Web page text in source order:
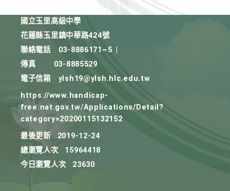
國立玉里高級中學
花蓮縣玉里鎮中華路424號
聯絡電話
03-8886171~5
傳真
03-8885529
電子信箱
ylsh19@ylsh.hlc.edu.tw
https://www.handicap-
free.nat.gov.tw/Applications/Detail?
category=20200115132152
最後更新
2019-12-24
總瀏覽人次
15964418
今日瀏覽人次
23630